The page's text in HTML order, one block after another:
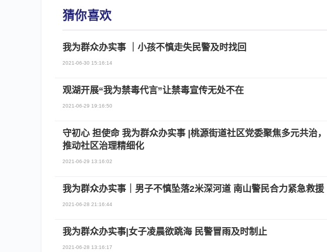
猜你喜欢
我为群众办实事 ｜小孩不慎走失民警及时找回
2021-06-30 15:16:14
观湖开展“我为禁毒代言”让禁毒宣传无处不在
2021-06-29 19:16:50
​守初心 担使命 我为群众办实事 |桃源街道社区党委聚焦多元共治，
推动社区治理精细化
2021-06-29 13:16:02
我为群众办实事｜男子不慎坠落2米深河道 南山警民合力紧急救援
2021-06-28 21:16:44
我为群众办实事|女子凌晨欲跳海 民警冒雨及时制止
2021-06-28 13:16:17